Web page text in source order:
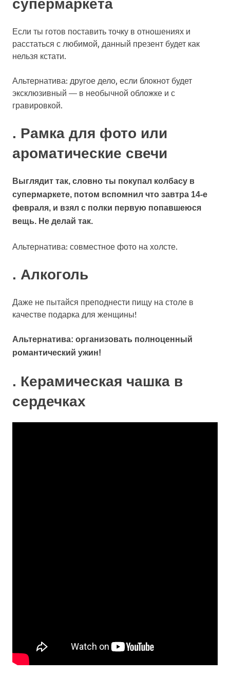
супермаркета
Если ты готов поставить точку в отношениях и
расстаться с любимой, данный презент будет как
нельзя кстати.
Альтернатива: другое дело, если блокнот будет
эксклюзивный — в необычной обложке и с
гравировкой.
. Рамка для фото или
ароматические свечи
Выглядит так, словно ты покупал колбасу в
супермаркете, потом вспомнил что завтра 14-е
февраля, и взял с полки первую попавшеюся
вещь. Не делай так.
Альтернатива: совместное фото на холсте.
. Алкоголь
Даже не пытайся преподнести пищу на столе в
качестве подарка для женщины!
Альтернатива: организовать полноценный
романтический ужин!
. Керамическая чашка в
сердечках